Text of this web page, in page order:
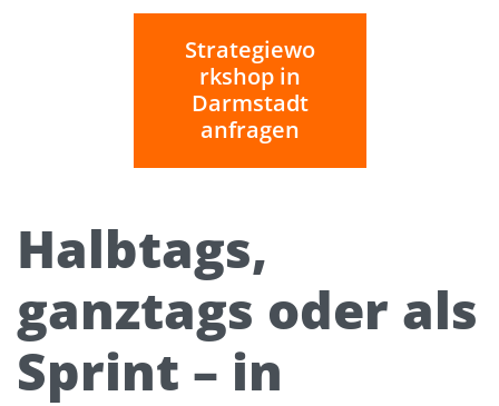
Strategiewo
rkshop in
Darmstadt
anfragen
Halbtags,
ganztags oder als
Sprint – in